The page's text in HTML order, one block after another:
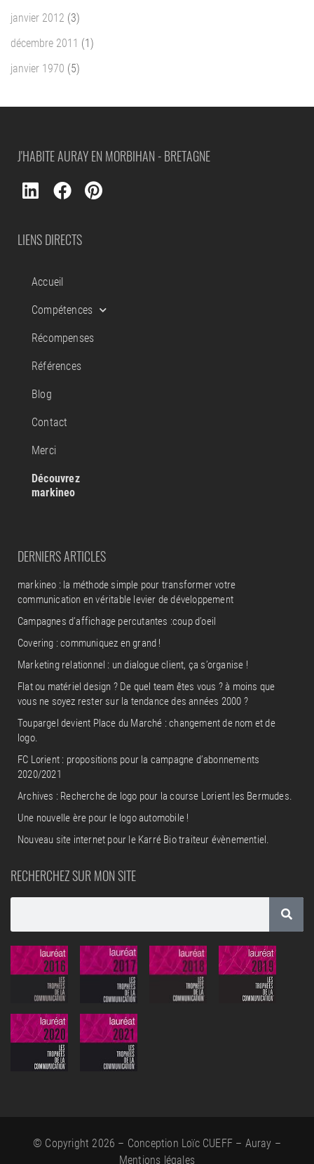
janvier 2012 (3)
décembre 2011 (1)
janvier 1970 (5)
J'HABITE AURAY EN MORBIHAN - BRETAGNE
LIENS DIRECTS
Accueil
Compétences
Récompenses
Références
Blog
Contact
Merci
Découvrez
markineo
DERNIERS ARTICLES
markineo : la méthode simple pour transformer votre
communication en véritable levier de développement
Campagnes d’affichage percutantes :coup d’oeil
Covering : communiquez en grand !
Marketing relationnel : un dialogue client, ça s’organise !
Flat ou matériel design ? De quel team êtes vous ? à moins que
vous ne soyez rester sur la tendance des années 2000 ?
Toupargel devient Place du Marché : changement de nom et de
logo.
FC Lorient : propositions pour la campagne d’abonnements
2020/2021
Archives : Recherche de logo pour la course Lorient les Bermudes.
Une nouvelle ère pour le logo automobile !
Nouveau site internet pour le Karré Bio traiteur évènementiel.
RECHERCHEZ SUR MON SITE
© Copyright 2026 – Conception Loïc CUEFF – Auray –
Mentions légales